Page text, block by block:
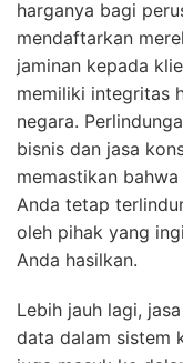
harganya bagi
mendaftarkan
jaminan kepada
memiliki integritas
negara.
bisnis dan jasa
memastikan
Anda tetap
oleh pihak yang
Anda hasilkan.
Lebih jauh lagi,
data dalam sistem